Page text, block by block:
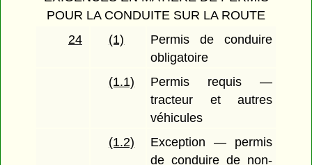
POUR LA CONDUITE SUR LA ROUTE
24
(1)
Permis de conduire
obligatoire
(1.1)
Permis requis —
tracteur et autres
véhicules
(1.2)
Exception — permis
de conduire de non-